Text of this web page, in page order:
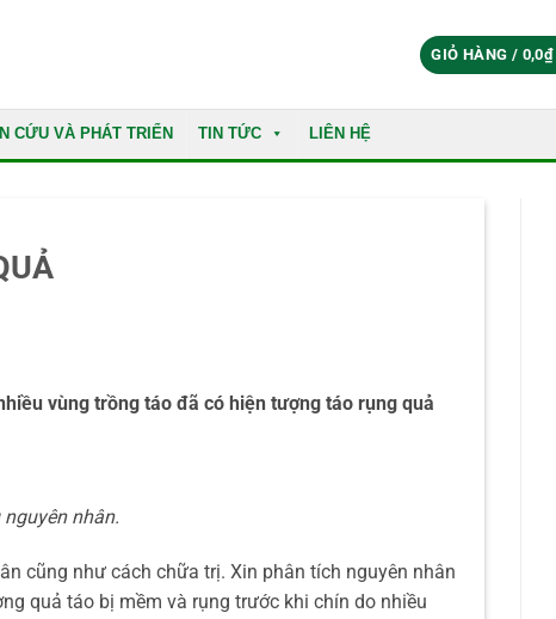
GIỎ HÀNG / 0,0₫
CỨU VÀ PHÁT TRIỂN TIN TỨC LIÊN HỆ
vùng trồng táo đã có hiện tượng táo rụng quả
nhân.
cũng như cách chữa trị. Xin phân tích nguyên nhân
quả táo bị mềm và rụng trước khi chín do nhiều